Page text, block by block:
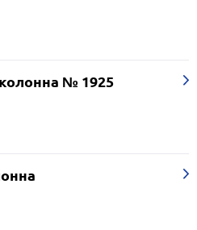
№ 1925